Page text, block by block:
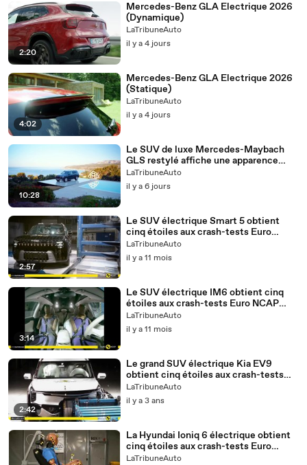
2:20
Mercedes-Benz GLA Electrique 2026
(Dynamique)
LaTribuneAuto
il y a 4 jours
4:02
Mercedes-Benz GLA Electrique 2026
(Statique)
LaTribuneAuto
il y a 4 jours
10:28
Le SUV de luxe Mercedes-Maybach
GLS restylé affiche une apparence
distinctive
LaTribuneAuto
il y a 6 jours
2:57
Le SUV électrique Smart 5 obtient
cinq étoiles aux crash-tests Euro
NCAP 2025
LaTribuneAuto
il y a 11 mois
3:14
Le SUV électrique IM6 obtient cinq
étoiles aux crash-tests Euro NCAP
2025
LaTribuneAuto
il y a 11 mois
2:42
Le grand SUV électrique Kia EV9
obtient cinq étoiles aux crash-tests
Euro NCAP 2023
LaTribuneAuto
il y a 3 ans
La Hyundai Ioniq 6 électrique obtient
cinq étoiles aux crash-tests Euro
NCAP 2022
LaTribuneAuto